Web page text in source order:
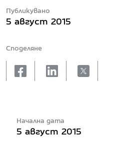
Публикувано
5 август 2015
Споделяне
facebooklinkedinX
Начална дата
5 август 2015